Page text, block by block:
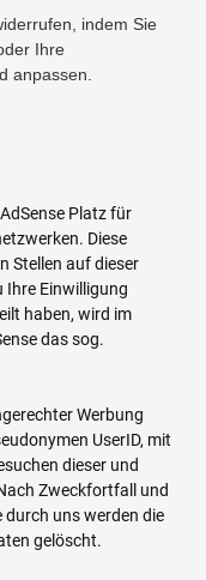
indem Sie
Ihre
anpassen.
Platz für
Diese
Stellen auf dieser
Ihre Einwilligung
haben, wird im
das sog.
Werbung
UserID, mit
dieser und
Zweckfortfall und
durch uns werden die
gelöscht.